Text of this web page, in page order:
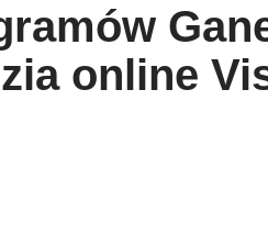
online